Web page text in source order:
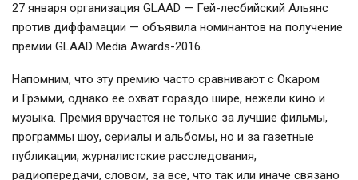
27 января организация GLAAD — Гей-лесбийский Альянс
против диффамации — объявила номинантов на получение
премии GLAAD Media Awards-2016.
Напомним, что эту премию часто сравнивают с Окаром
и Грэмми, однако ее охват гораздо шире, нежели кино и
музыка. Премия вручается не только за лучшие фильмы,
программы шоу, сериалы и альбомы, но и за газетные
публикации, журналистские расследования,
радиопередачи, словом, за все, что так или иначе связано